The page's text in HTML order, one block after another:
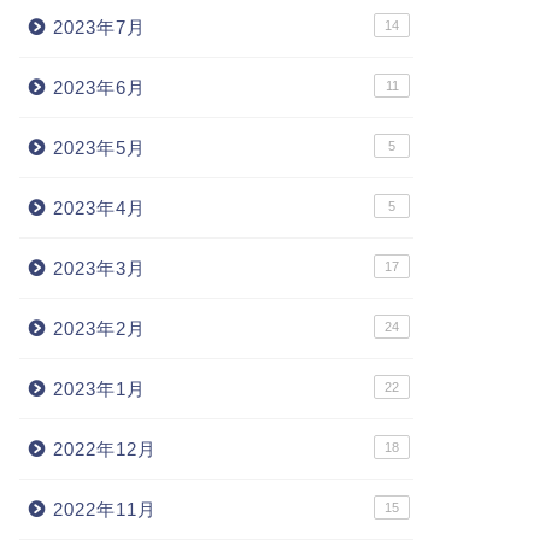
2023年7月 14
2023年6月 11
2023年5月 5
2023年4月 5
2023年3月 17
2023年2月 24
2023年1月 22
2022年12月 18
2022年11月 15